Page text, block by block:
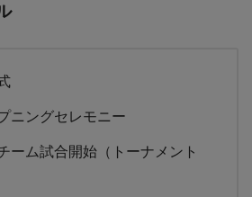
ニングセレモニー
ム試合開始（トーナメント